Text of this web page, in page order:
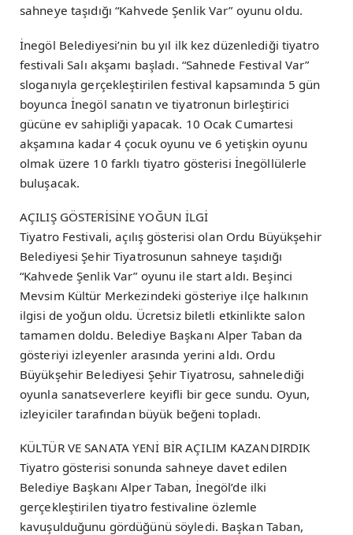
sahneye taşıdığı “Kahvede Şenlik Var” oyunu oldu.
İnegöl Belediyesi’nin bu yıl ilk kez düzenlediği tiyatro
festivali Salı akşamı başladı. “Sahnede Festival Var”
sloganıyla gerçekleştirilen festival kapsamında 5 gün
boyunca İnegöl sanatın ve tiyatronun birleştirici
gücüne ev sahipliği yapacak. 10 Ocak Cumartesi
akşamına kadar 4 çocuk oyunu ve 6 yetişkin oyunu
olmak üzere 10 farklı tiyatro gösterisi İnegöllülerle
buluşacak.
AÇILIŞ GÖSTERİSİNE YOĞUN İLGİ
Tiyatro Festivali, açılış gösterisi olan Ordu Büyükşehir
Belediyesi Şehir Tiyatrosunun sahneye taşıdığı
“Kahvede Şenlik Var” oyunu ile start aldı. Beşinci
Mevsim Kültür Merkezindeki gösteriye ilçe halkının
ilgisi de yoğun oldu. Ücretsiz biletli etkinlikte salon
tamamen doldu. Belediye Başkanı Alper Taban da
gösteriyi izleyenler arasında yerini aldı. Ordu
Büyükşehir Belediyesi Şehir Tiyatrosu, sahnelediği
oyunla sanatseverlere keyifli bir gece sundu. Oyun,
izleyiciler tarafından büyük beğeni topladı.
KÜLTÜR VE SANATA YENİ BİR AÇILIM KAZANDIRDIK
Tiyatro gösterisi sonunda sahneye davet edilen
Belediye Başkanı Alper Taban, İnegöl’de ilki
gerçekleştirilen tiyatro festivaline özlemle
kavuşulduğunu gördüğünü söyledi. Başkan Taban,